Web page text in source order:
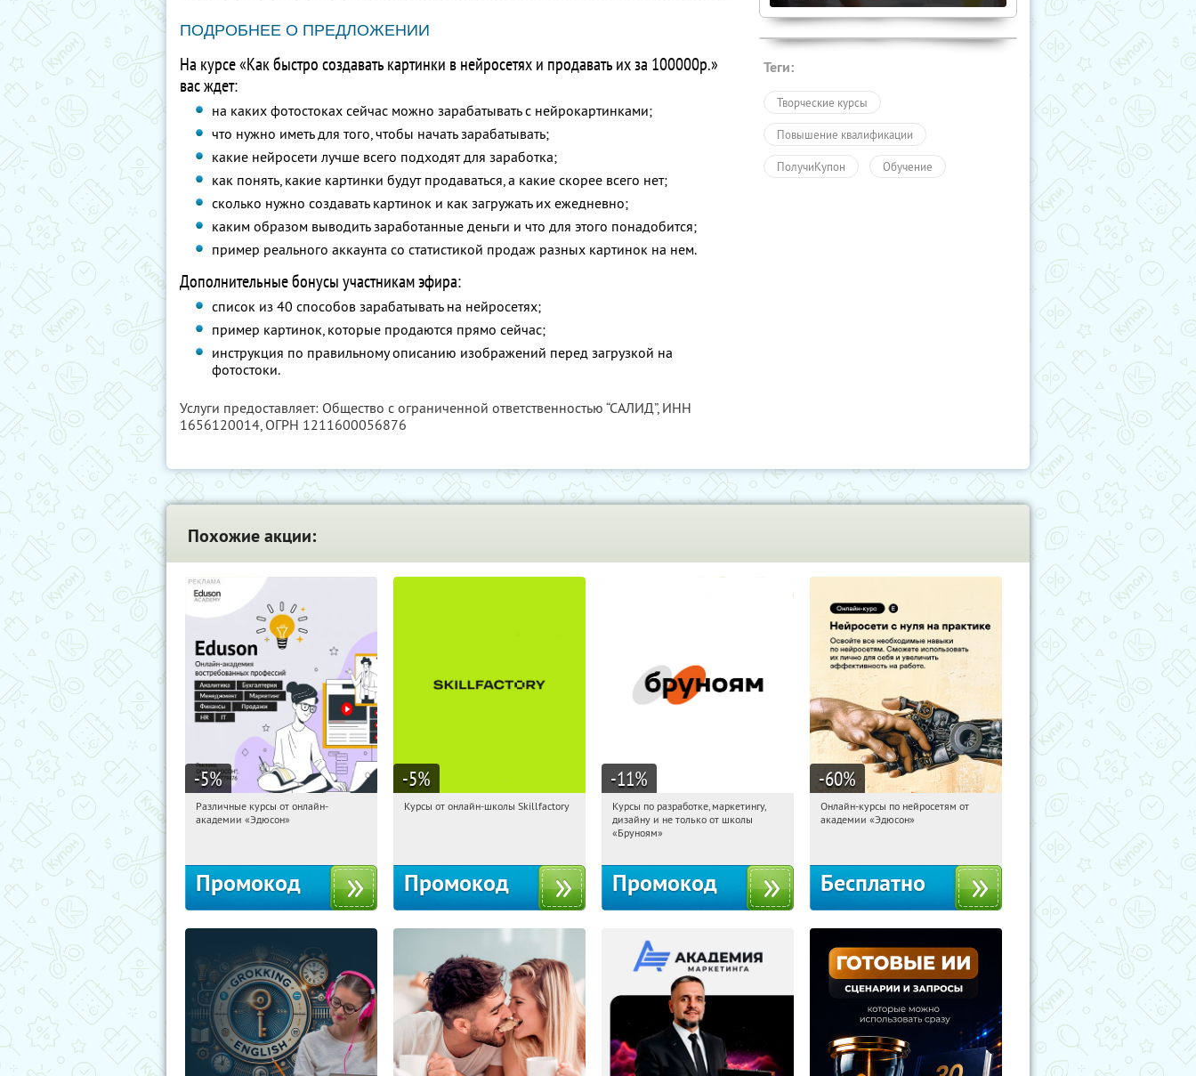
ПОДРОБНЕЕ О ПРЕДЛОЖЕНИИ
На курсе «Как быстро создавать картинки в нейросетях и продавать их за 100000р.»
вас ждет:
на каких фотостоках сейчас можно зарабатывать с нейрокартинками;
что нужно иметь для того, чтобы начать зарабатывать;
какие нейросети лучше всего подходят для заработка;
как понять, какие картинки будут продаваться, а какие скорее всего нет;
сколько нужно создавать картинок и как загружать их ежедневно;
каким образом выводить заработанные деньги и что для этого понадобится;
пример реального аккаунта со статистикой продаж разных картинок на нем.
Дополнительные бонусы участникам эфира:
список из 40 способов зарабатывать на нейросетях;
пример картинок, которые продаются прямо сейчас;
инструкция по правильному описанию изображений перед загрузкой на
фотостоки.
Услуги предоставляет: Общество с ограниченной ответственностью “САЛИД”, ИНН
1656120014, ОГРН 1211600056876
Теги:
Творческие курсы
Повышение квалификации
ПолучиКупон Обучение
Похожие акции:
-5%
05:53:11 Получили:
Различные курсы от онлайн-
академии «Эдюсон»
Промокод
-5%
05:53:11
Получи первым!
Курсы от онлайн-школы Skillfactory
Промокод
-11%
05:53:11
Получи первым!
Россия
Курсы по разработке, маркетингу,
дизайну и не только от школы
«Бруноям»
Промокод
-60%
05:53:11 Получили:
Онлайн-курсы по нейросетям от
академии «Эдюсон»
Бесплатно